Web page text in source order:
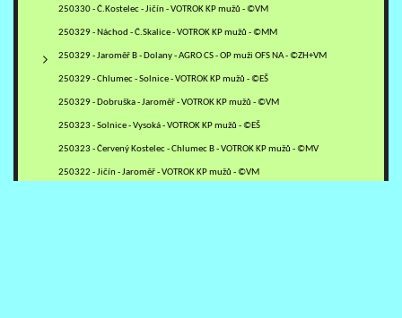
250330 - Č.Kostelec - Jičín - VOTROK KP mužů - ©VM
250329 - Náchod - Č.Skalice - VOTROK KP mužů - ©MM
250329 - Jaroměř B - Dolany - AGRO CS - OP muži OFS NA - ©ZH+VM
250329 - Chlumec - Solnice - VOTROK KP mužů - ©EŠ
250329 - Dobruška - Jaroměř - VOTROK KP mužů - ©VM
250323 - Solnice - Vysoká - VOTROK KP mužů - ©EŠ
250323 - Červený Kostelec - Chlumec B - VOTROK KP mužů - ©MV
250322 - Jičín - Jaroměř - VOTROK KP mužů - ©VM